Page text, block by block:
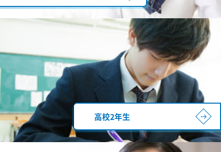
高校2年生